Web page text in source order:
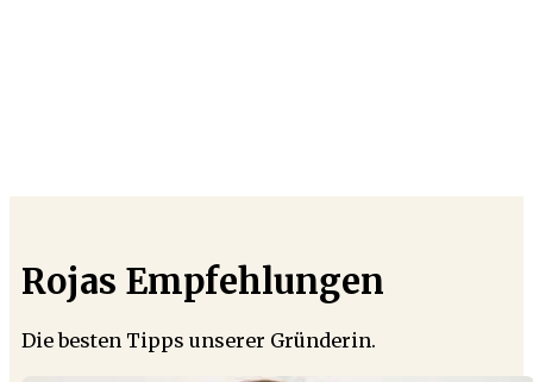
Rojas Empfehlungen
Die besten Tipps unserer Gründerin.